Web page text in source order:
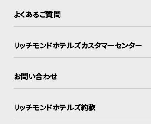
よくあるご質問
リッチモンドホテルズカスタマーセンター
お問い合わせ
リッチモンドホテルズ約款